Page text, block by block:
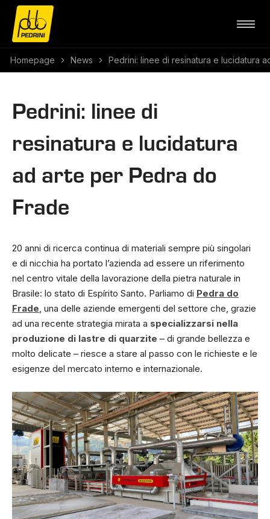
Homepage News Pedrini: linee di resinatura e lucidatura
Pedrini: linee di
resinatura e lucidatura
ad arte per Pedra do
Frade
20 anni di ricerca continua di materiali sempre più singolari
e di nicchia ha portato l’azienda ad essere un riferimento
nel centro vitale della lavorazione della pietra naturale in
Brasile: lo stato di Espírito Santo. Parliamo di Pedra do
Frade, una delle aziende emergenti del settore che, grazie
ad una recente strategia mirata a specializzarsi nella
produzione di lastre di quarzite – di grande bellezza e
molto delicate – riesce a stare al passo con le richieste e le
esigenze del mercato interno e internazionale.